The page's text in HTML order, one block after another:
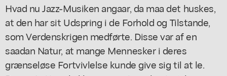
Hvad nu Jazz-Musiken angaar, da maa det huskes,
at den har sit Udspring i de Forhold og Tilstande,
som Verdenskrigen medførte. Disse var af en
saadan Natur, at mange Mennesker i deres
grænseløse Fortvivlelse kunde give sig til at le.